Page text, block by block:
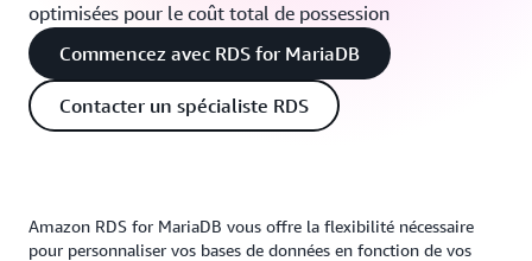
optimisées pour le coût total de possession
Commencez avec RDS for MariaDB
Contacter un spécialiste RDS
Amazon RDS for MariaDB vous offre la flexibilité nécessaire
pour personnaliser vos bases de données en fonction de vos